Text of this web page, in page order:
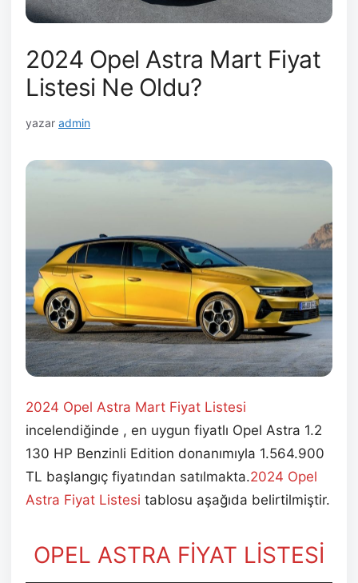
2024 Opel Astra Mart Fiyat
Listesi Ne Oldu?
yazar admin
2024 Opel Astra Mart Fiyat Listesi
incelendiğinde , en uygun fiyatlı Opel Astra 1.2
130 HP Benzinli Edition donanımıyla 1.564.900
TL başlangıç fiyatından satılmakta.2024 Opel
Astra Fiyat Listesi tablosu aşağıda belirtilmiştir.
OPEL ASTRA FİYAT LİSTESİ